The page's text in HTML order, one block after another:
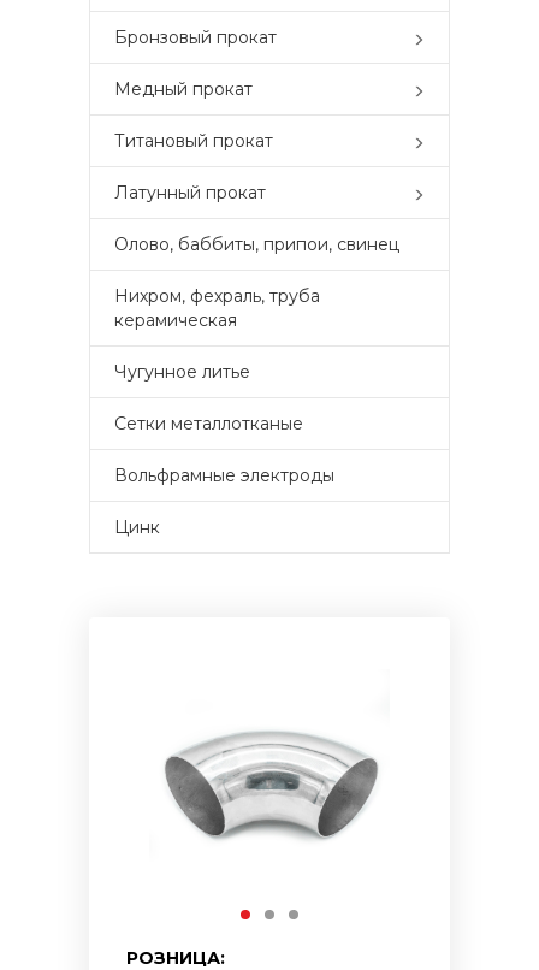
Бронзовый прокат
Медный прокат
Титановый прокат
Латунный прокат
Олово, баббиты, припои, свинец
Нихром, фехраль, труба
керамическая
Чугунное литье
Сетки металлотканые
Вольфрамные электроды
Цинк
РОЗНИЦА: